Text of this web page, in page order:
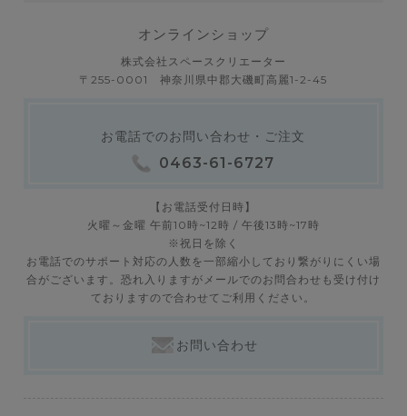
オンラインショップ
株式会社スペースクリエーター
〒255-0001 神奈川県中郡大磯町高麗1-2-45
お電話でのお問い合わせ・ご注文
0463-61-6727
【お電話受付日時】
火曜～金曜 午前10時~12時 / 午後13時~17時
※祝日を除く
お電話でのサポート対応の人数を一部縮小しており繋がりにくい場
合がございます。恐れ入りますがメールでのお問合わせも受け付け
ておりますので合わせてご利用ください。
お問い合わせ